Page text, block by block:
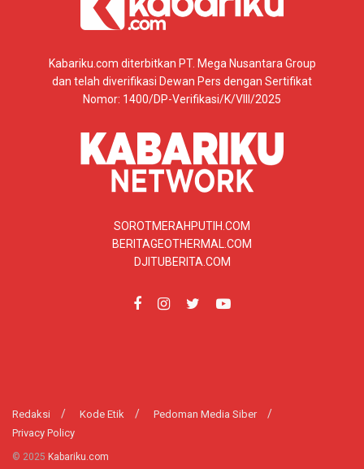
Kabariku.com diterbitkan PT. Mega Nusantara Group
dan telah diverifikasi Dewan Pers dengan Sertifikat
Nomor: 1400/DP-Verifikasi/K/VIII/2025
SOROTMERAHPUTIH.COM
BERITAGEOTHERMAL.COM
DJITUBERITA.COM
Redaksi Kode Etik
Pedoman Media Siber
Privacy Policy
© 2025 Kabariku.com